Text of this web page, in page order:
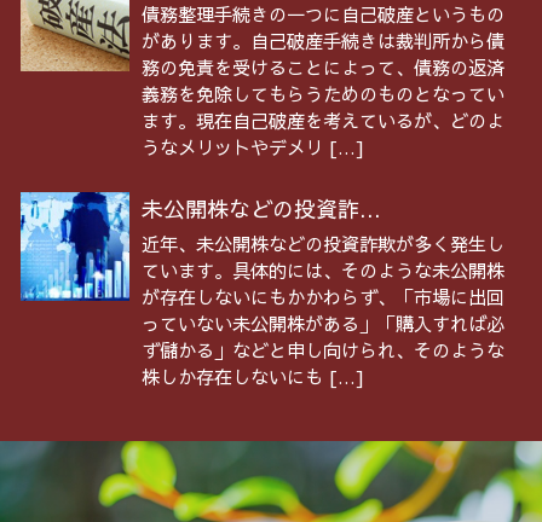
債務整理手続きの一つに自己破産というもの
があります。自己破産手続きは裁判所から債
務の免責を受けることによって、債務の返済
義務を免除してもらうためのものとなってい
ます。現在自己破産を考えているが、どのよ
うなメリットやデメリ […]
未公開株などの投資詐...
近年、未公開株などの投資詐欺が多く発生し
ています。具体的には、そのような未公開株
が存在しないにもかかわらず、「市場に出回
っていない未公開株がある」「購入すれば必
ず儲かる」などと申し向けられ、そのような
株しか存在しないにも […]